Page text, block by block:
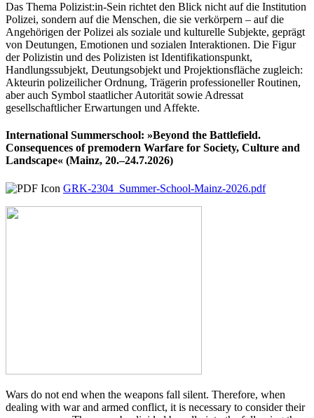
Das Thema Polizist:in-Sein richtet den Blick nicht auf die Institution
Polizei, sondern auf die Menschen, die sie verkörpern – auf die
Angehörigen der Polizei als soziale und kulturelle Subjekte, geprägt
von Deutungen, Emotionen und sozialen Interaktionen. Die Figur
der Polizistin und des Polizisten ist Identifikationspunkt,
Handlungssubjekt, Deutungsobjekt und Projektionsfläche zugleich:
Akteurin polizeilicher Ordnung, Trägerin professioneller Routinen,
aber auch Symbol staatlicher Autorität sowie Adressat
gesellschaftlicher Erwartungen und Affekte.
International Summerschool: »Beyond the Battlefield.
Consequences of premodern Warfare for Society, Culture and
Landscape« (Mainz, 20.–24.7.2026)
GRK-2304_Summer-School-Mainz-2026.pdf
Wars do not end when the weapons fall silent. Therefore, when
dealing with war and armed conflict, it is necessary to consider their